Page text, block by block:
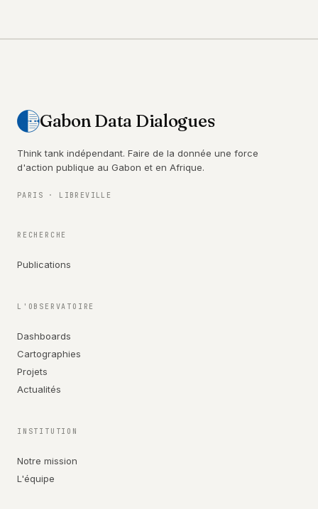
Gabon Data Dialogues
Think tank indépendant. Faire de la donnée une force
d'action publique au Gabon et en Afrique.
PARIS · LIBREVILLE
RECHERCHE
Publications
L'OBSERVATOIRE
Dashboards
Cartographies
Projets
Actualités
INSTITUTION
Notre mission
L'équipe